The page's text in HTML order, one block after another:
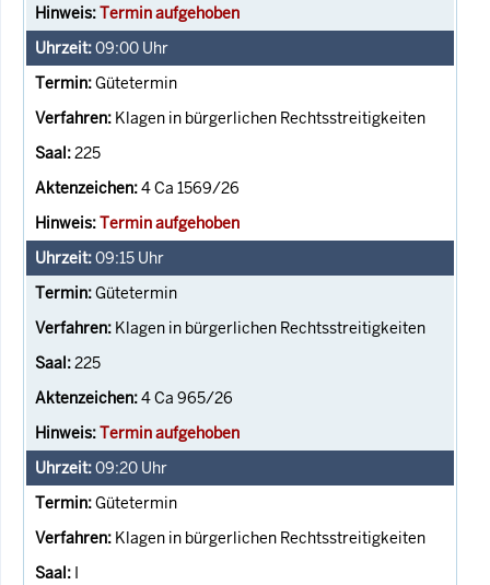
Termin aufgehoben
09:00 Uhr
Gütetermin
Klagen in bürgerlichen Rechtsstreitigkeiten
225
4 Ca 1569/26
Termin aufgehoben
09:15 Uhr
Gütetermin
Klagen in bürgerlichen Rechtsstreitigkeiten
225
4 Ca 965/26
Termin aufgehoben
09:20 Uhr
Gütetermin
Klagen in bürgerlichen Rechtsstreitigkeiten
I